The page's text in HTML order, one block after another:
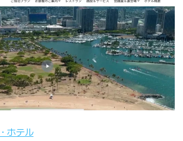
ホテル